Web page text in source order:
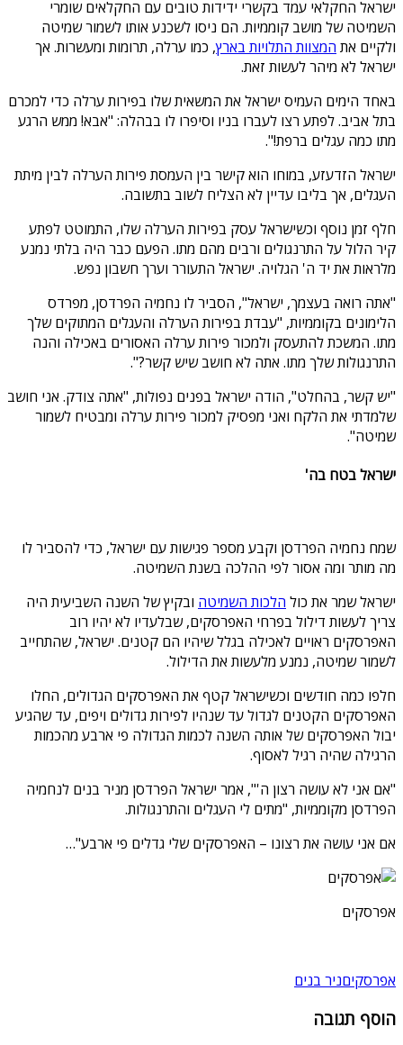
ישראל החקלאי עמד בקשרי ידידות טובים עם החקלאים שומרי
השמיטה של מושב קוממיות. הם ניסו לשכנע אותו לשמור שמיטה
ולקיים את המצוות התלויות בארץ, כמו ערלה, תרומות ומעשרות. אך
ישראל לא מיהר לעשות זאת.
באחד הימים העמיס ישראל את המשאית שלו בפירות ערלה כדי למכרם
בתל אביב. לפתע רצו לעברו בניו וסיפרו לו בבהלה: "אבא! ממש הרגע
מתו כמה עגלים ברפת!".
ישראל הזדעזע, במוחו הוא קישר בין העמסת פירות הערלה לבין מיתת
העגלים, אך בליבו עדיין לא הצליח לשוב בתשובה.
חלף זמן נוסף וכשישראל עסק בפירות הערלה שלו, התמוטט לפתע
קיר הלול על התרנגולים ורבים מהם מתו. הפעם כבר היה בלתי נמנע
מלראות את יד ה' הגלויה. ישראל התעורר וערך חשבון נפש.
"אתה רואה בעצמך, ישראל", הסביר לו נחמיה הפרדסן, מפרדס
הלימונים בקוממיות, "עבדת בפירות הערלה והעגלים המתוקים שלך
מתו. המשכת להתעסק ולמכור פירות ערלה האסורים באכילה והנה
התרנגולות שלך מתו. אתה לא חושב שיש קשר?".
"יש קשר, בהחלט", הודה ישראל בפנים נפולות, "אתה צודק. אני חושב
שלמדתי את הלקח ואני מפסיק למכור פירות ערלה ומבטיח לשמור
שמיטה".
ישראל בטח בה'
שמח נחמיה הפרדסן וקבע מספר פגישות עם ישראל, כדי להסביר לו
מה מותר ומה אסור לפי ההלכה בשנת השמיטה.
ישראל שמר את כול הלכות השמיטה ובקיץ של השנה השביעית היה
צריך לעשות דילול בפרחי האפרסקים, שבלעדיו לא יהיו רוב
האפרסקים ראויים לאכילה בגלל שיהיו הם קטנים. ישראל, שהתחייב
לשמור שמיטה, נמנע מלעשות את הדילול.
חלפו כמה חודשים וכשישראל קטף את האפרסקים הגדולים, החלו
האפרסקים הקטנים לגדול עד שנהיו לפירות גדולים ויפים, עד שהגיע
יבול האפרסקים של אותה השנה לכמות הגדולה פי ארבע מהכמות
הרגילה שהיה רגיל לאסוף.
"אם אני לא עושה רצון ה'", אמר ישראל הפרדסן מניר בנים לנחמיה
הפרדסן מקוממיות, "מתים לי העגלים והתרנגולות.
אם אני עושה את רצונו – האפרסקים שלי גדלים פי ארבע"…
אפרסקים
אפרסקיםניר בנים
הוסף תגובה